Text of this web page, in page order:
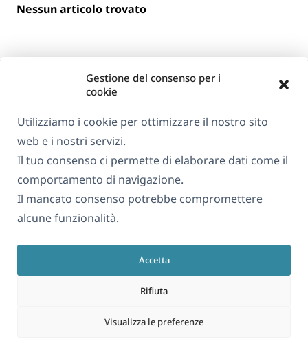
Gestione del consenso per i
cookie
Utilizziamo i cookie per ottimizzare il nostro sito
web e i nostri servizi.
Il tuo consenso ci permette di elaborare dati come il
comportamento di navigazione.
Il mancato consenso potrebbe compromettere
alcune funzionalità.
Accetta
Rifiuta
Visualizza le preferenze
Nessun articolo trovato
Italiano
GDPR e Informativa sulla Privacy
Unisciti al nostro team(si
nuova
apre
in
una
nuova
apre
in
una
nuova
apre
una